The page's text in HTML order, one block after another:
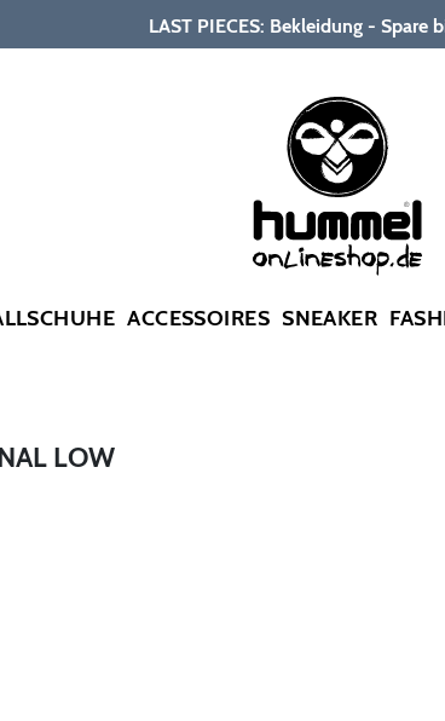
LAST PIECES: Bekleidung - Spare
ACCESSOIRES SNEAKER
LOW